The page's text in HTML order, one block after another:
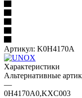
Артикул: K0H4170A
Характеристики
Альтернативные
—
0H4170A0,KXC003